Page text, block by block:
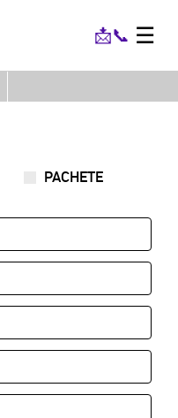
📩📞 ☰
PACHETE